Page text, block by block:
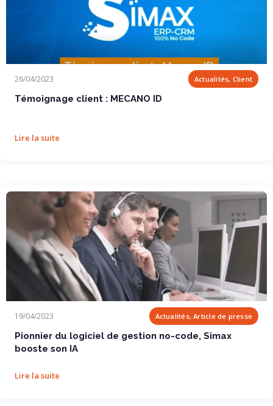
26/04/2023 Actualités, Client
Témoignage client : MECANO ID
Lire la suite
Pionnier du logiciel de gestion no-code, Simax...
19/04/2023 Actualités, Article de presse
Pionnier du logiciel de gestion no-code, Simax
booste son IA
Lire la suite